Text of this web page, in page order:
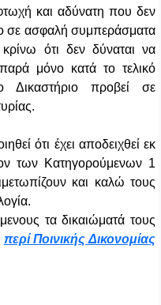
και αδύνατη που δεν
σε ασφαλή συμπεράσματα
ότι δεν δύναται να
μόνο κατά το τελικό
Δικαστήριο προβεί σε
ότι έχει αποδειχθεί εκ
των Κατηγορούμενων 1
και καλώτους
τα δικαιώματά τους
περί Ποινικής Δικονομίας